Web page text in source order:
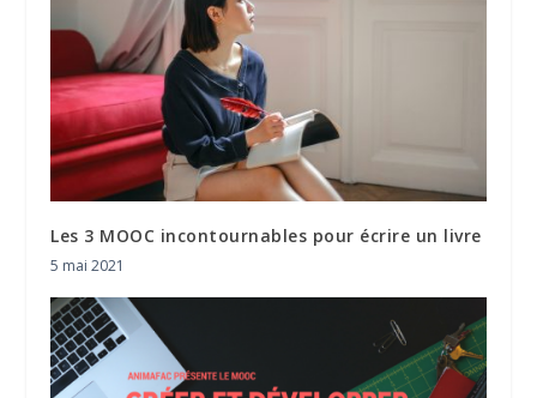
Les 3 MOOC incontournables pour écrire un livre
5 mai 2021